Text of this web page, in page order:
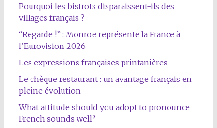
Pourquoi les bistrots disparaissent-ils des
villages français ?
“Regarde !” : Monroe représente la France à
l’Eurovision 2026
Les expressions françaises printanières
Le chèque restaurant : un avantage français en
pleine évolution
What attitude should you adopt to pronounce
French sounds well?